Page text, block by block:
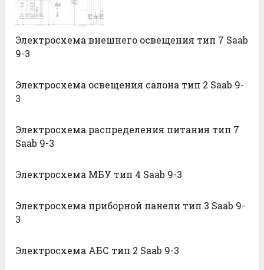
Электросхема внешнего освещения тип 7 Saab
9-3
Электросхема освещения салона тип 2 Saab 9-
3
Электросхема распределения питания тип 7
Saab 9-3
Электросхема МБУ тип 4 Saab 9-3
Электросхема приборной панели тип 3 Saab 9-
3
Электросхема АБС тип 2 Saab 9-3